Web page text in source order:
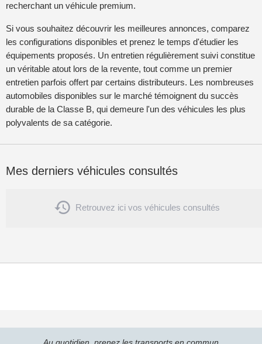
recherchant un véhicule premium.
Si vous souhaitez découvrir les meilleures annonces, comparez
les configurations disponibles et prenez le temps d'étudier les
équipements proposés. Un entretien régulièrement suivi constitue
un véritable atout lors de la revente, tout comme un premier
entretien parfois offert par certains distributeurs. Les nombreuses
automobiles disponibles sur le marché témoignent du succès
durable de la Classe B, qui demeure l'un des véhicules les plus
polyvalents de sa catégorie.
Mes derniers véhicules consultés
 Retrouvez ici vos véhicules consultés